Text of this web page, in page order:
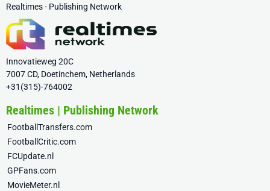
Realtimes - Publishing Network
Innovatieweg 20C
7007 CD, Doetinchem, Netherlands
+31(315)-764002
Realtimes | Publishing Network
FootballTransfers.com
FootballCritic.com
FCUpdate.nl
GPFans.com
MovieMeter.nl